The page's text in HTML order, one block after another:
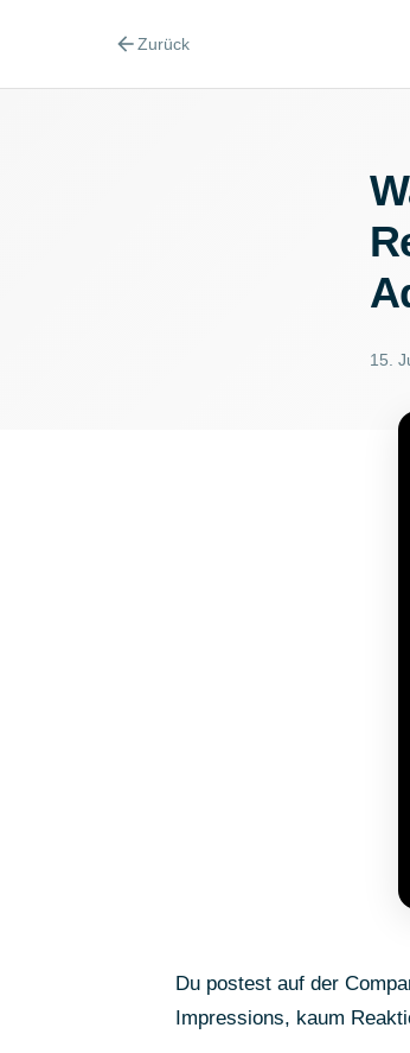
arrow_backZurück
15.
Du postest auf der
Impressions, kaum